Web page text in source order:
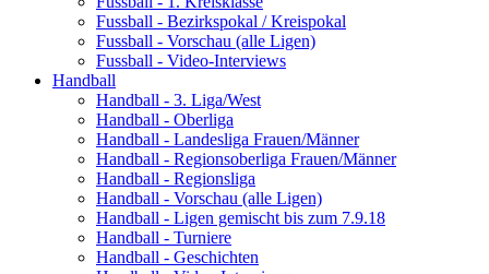
Fussball - Bezirkspokal / Kreispokal
Fussball - Vorschau (alle Ligen)
Fussball - Video-Interviews
Handball
Handball - 3. Liga/West
Handball - Oberliga
Handball - Landesliga Frauen/Männer
Handball - Regionsoberliga Frauen/Männer
Handball - Regionsliga
Handball - Vorschau (alle Ligen)
Handball - Ligen gemischt bis zum 7.9.18
Handball - Turniere
Handball - Geschichten